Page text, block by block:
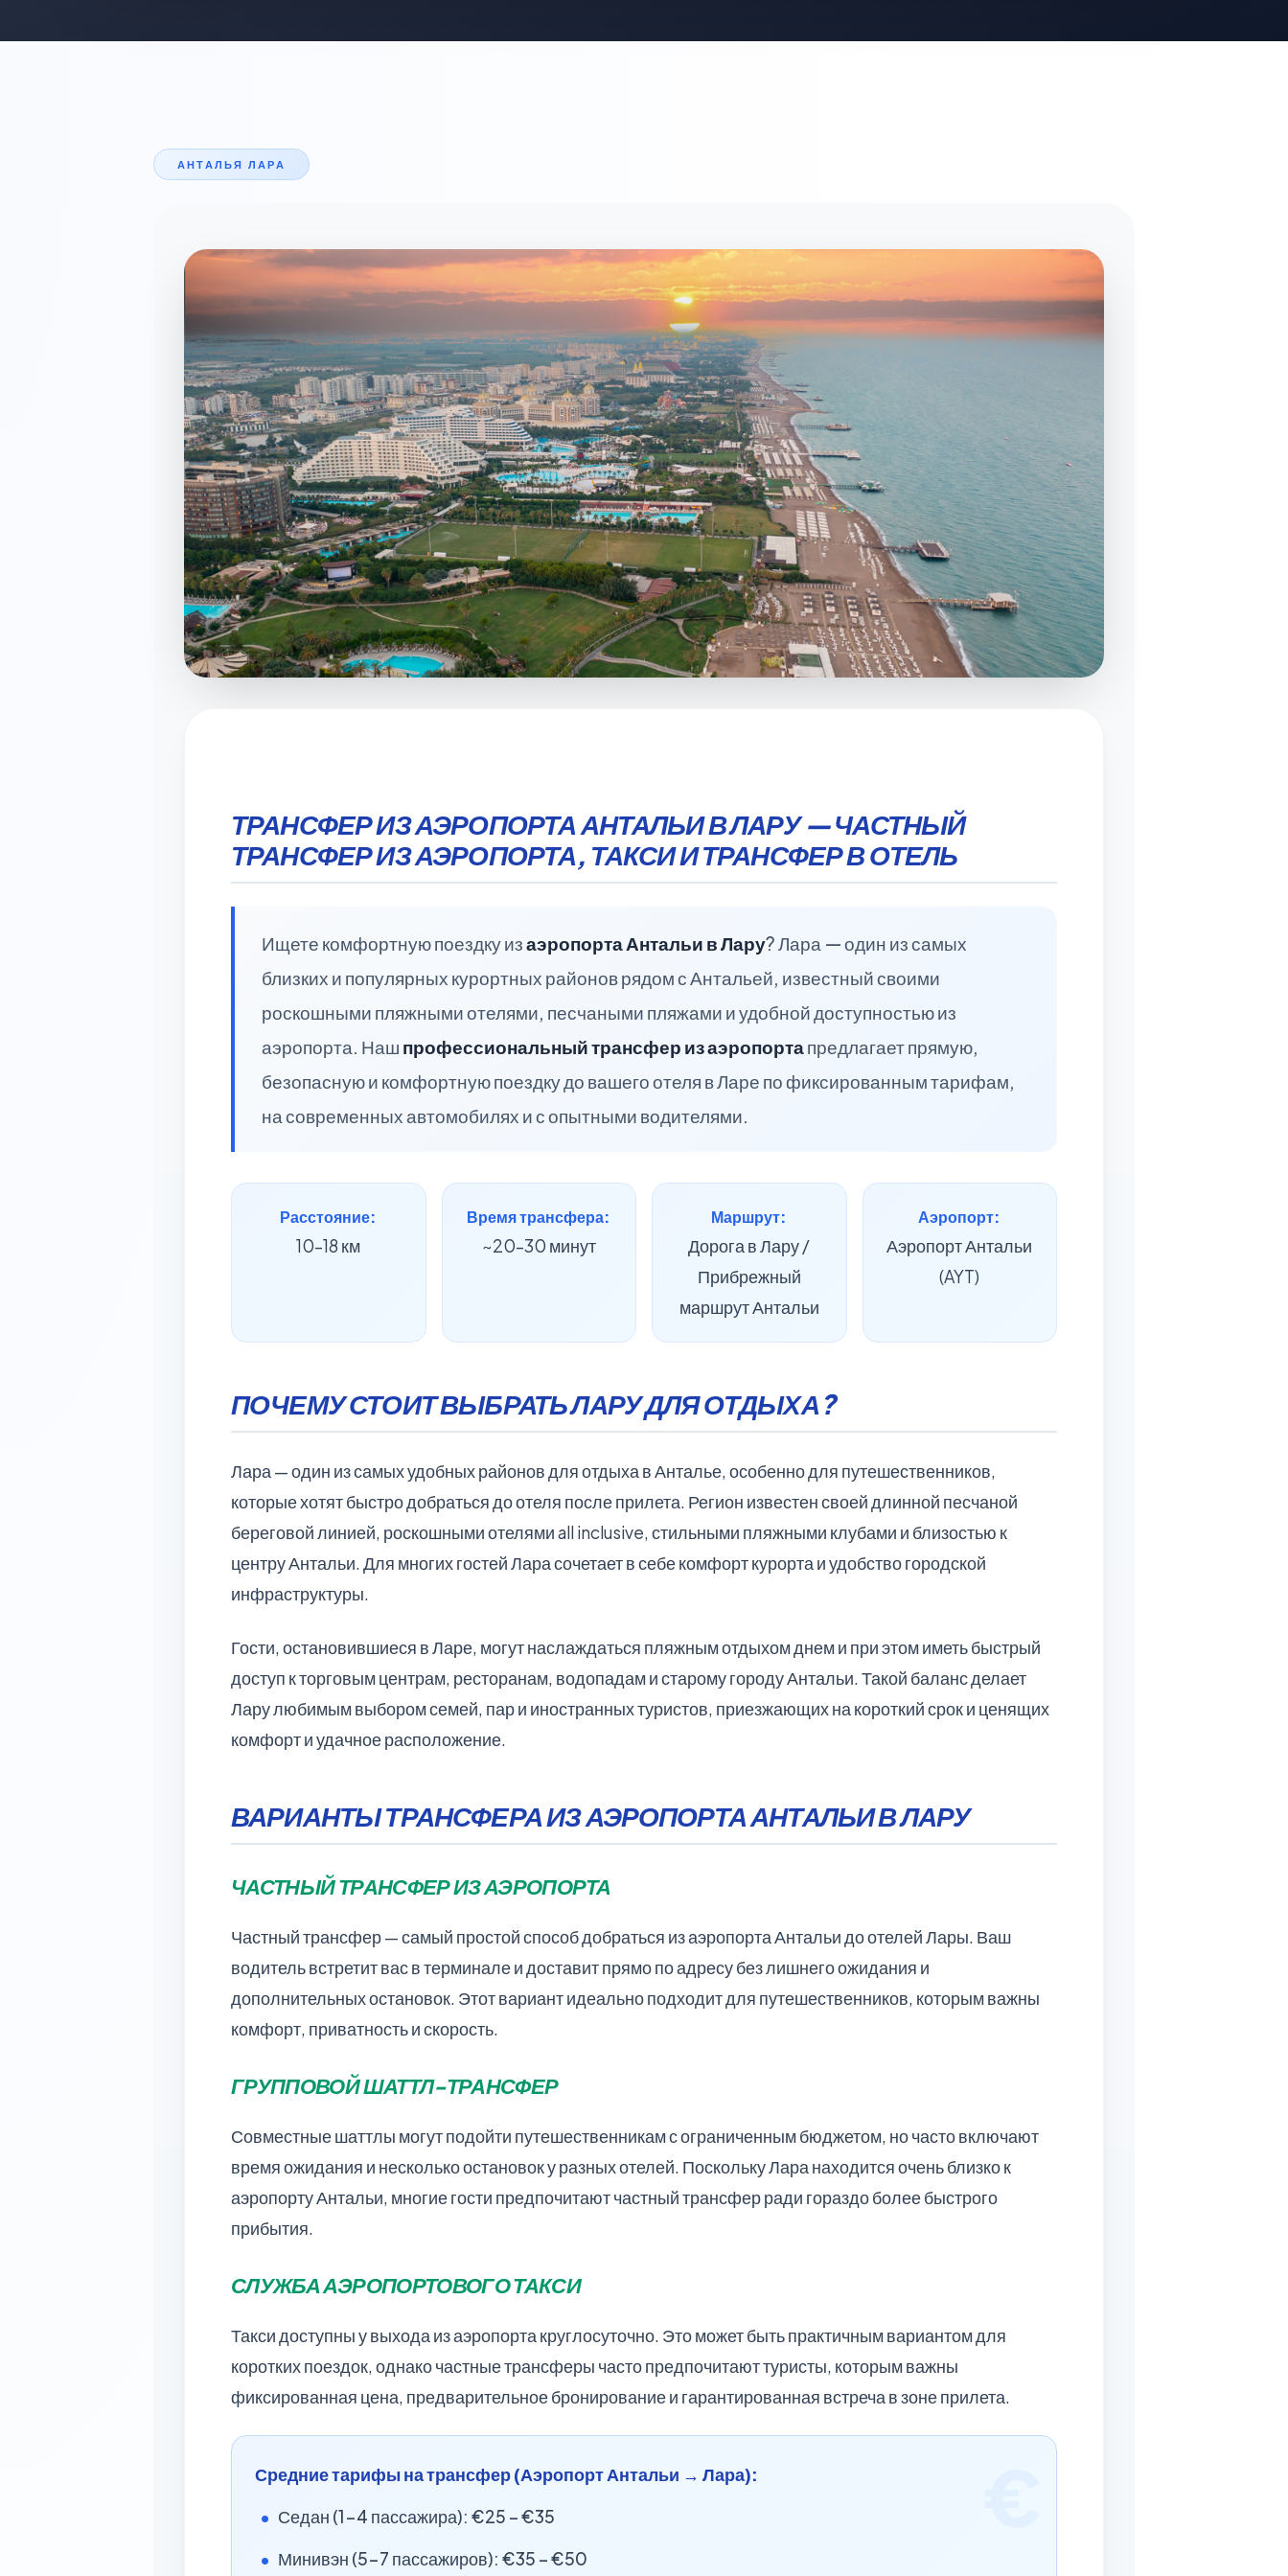
АНТАЛЬЯ ЛАРА
ТРАНСФЕР ИЗ АЭРОПОРТА АНТАЛЬИ В ЛАРУ — ЧАСТНЫЙ
ТРАНСФЕР ИЗ АЭРОПОРТА, ТАКСИ И ТРАНСФЕР В ОТЕЛЬ
Ищете комфортную поездку изаэропорта Антальи в Лару? Лара — один из самых
близких и популярных курортных районов рядом с Антальей, известный своими
роскошными пляжными отелями, песчаными пляжами и удобной доступностью из
аэропорта. Наш профессиональный трансфер из аэропортапредлагает прямую,
безопасную и комфортную поездку до вашего отеля в Ларе по фиксированным тарифам,
на современных автомобилях и с опытными водителями.
Расстояние:
10–18 км
Время трансфера:
~20–30 минут
Маршрут:
Дорога в Лару /
Прибрежный
маршрут Антальи
Аэропорт:
Аэропорт Антальи
(AYT)
ПОЧЕМУ СТОИТ ВЫБРАТЬ ЛАРУ ДЛЯ ОТДЫХА?
Лара — один из самых удобных районов для отдыха в Анталье, особенно для путешественников,
которые хотят быстро добраться до отеля после прилета. Регион известен своей длинной песчаной
береговой линией, роскошными отелями all inclusive, стильными пляжными клубами и близостью к
центру Антальи. Для многих гостей Лара сочетает в себе комфорт курорта и удобство городской
инфраструктуры.
Гости, остановившиеся в Ларе, могут наслаждаться пляжным отдыхом днем и при этом иметь быстрый
доступ к торговым центрам, ресторанам, водопадам и старому городу Антальи. Такой баланс делает
Лару любимым выбором семей, пар и иностранных туристов, приезжающих на короткий срок и ценящих
комфорт и удачное расположение.
ВАРИАНТЫ ТРАНСФЕРА ИЗ АЭРОПОРТА АНТАЛЬИ В ЛАРУ
ЧАСТНЫЙ ТРАНСФЕР ИЗ АЭРОПОРТА
Частный трансфер — самый простой способ добраться из аэропорта Антальи до отелей Лары. Ваш
водитель встретит вас в терминале и доставит прямо по адресу без лишнего ожидания и
дополнительных остановок. Этот вариант идеально подходит для путешественников, которым важны
комфорт, приватность и скорость.
ГРУППОВОЙ ШАТТЛ-ТРАНСФЕР
Совместные шаттлы могут подойти путешественникам с ограниченным бюджетом, но часто включают
время ожидания и несколько остановок у разных отелей. Поскольку Лара находится очень близко к
аэропорту Антальи, многие гости предпочитают частный трансфер ради гораздо более быстрого
прибытия.
СЛУЖБА АЭРОПОРТОВОГО ТАКСИ
Такси доступны у выхода из аэропорта круглосуточно. Это может быть практичным вариантом для
коротких поездок, однако частные трансферы часто предпочитают туристы, которым важны
фиксированная цена, предварительное бронирование и гарантированная встреча в зоне прилета.
Средние тарифы на трансфер (Аэропорт Антальи → Лара):
Седан (1-4 пассажира): €25 – €35
Минивэн (5-7 пассажиров): €35 – €50